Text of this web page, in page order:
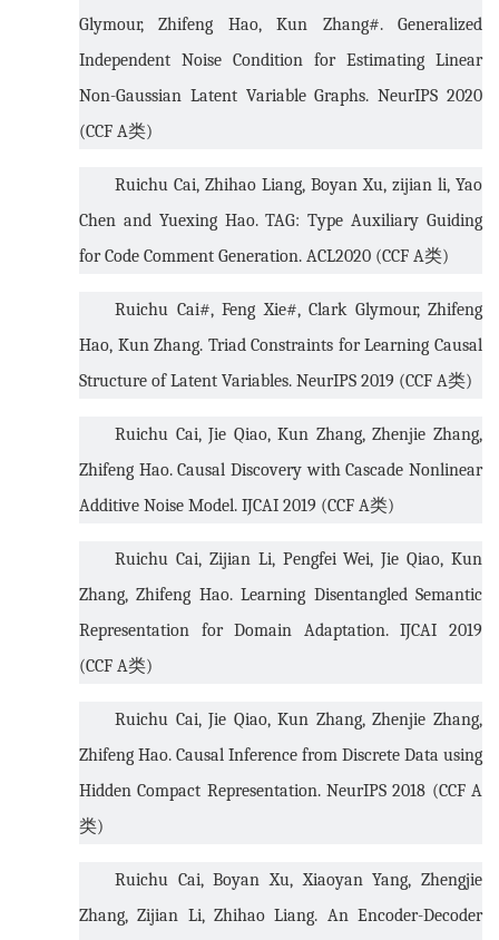
Glymour, Zhifeng Hao, Kun Zhang#. Generalized
Independent Noise Condition for Estimating Linear
Non-Gaussian Latent Variable Graphs. NeurIPS 2020
(CCF A类)
Ruichu Cai, Zhihao Liang, Boyan Xu, zijian li, Yao
Chen and Yuexing Hao. TAG: Type Auxiliary Guiding
for Code Comment Generation. ACL2020 (CCF A类)
Ruichu Cai#, Feng Xie#, Clark Glymour, Zhifeng
Hao, Kun Zhang. Triad Constraints for Learning Causal
Structure of Latent Variables. NeurIPS 2019 (CCF A类)
Ruichu Cai, Jie Qiao, Kun Zhang, Zhenjie Zhang,
Zhifeng Hao. Causal Discovery with Cascade Nonlinear
Additive Noise Model. IJCAI 2019 (CCF A类)
Ruichu Cai, Zijian Li, Pengfei Wei, Jie Qiao, Kun
Zhang, Zhifeng Hao. Learning Disentangled Semantic
Representation for Domain Adaptation. IJCAI 2019
(CCF A类)
Ruichu Cai, Jie Qiao, Kun Zhang, Zhenjie Zhang,
Zhifeng Hao. Causal Inference from Discrete Data using
Hidden Compact Representation. NeurIPS 2018 (CCF A
类)
Ruichu Cai, Boyan Xu, Xiaoyan Yang, Zhengjie
Zhang, Zijian Li, Zhihao Liang. An Encoder-Decoder